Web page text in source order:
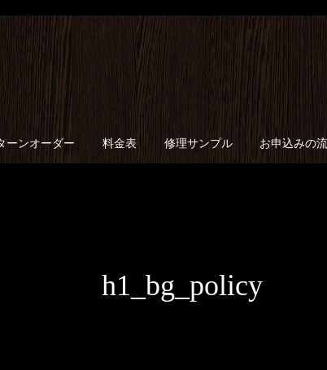
ーンオーダー 料金表 修理サンプル お申込みの
h1_bg_policy